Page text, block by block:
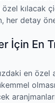
kılacak
her detay
İçin En
en özel